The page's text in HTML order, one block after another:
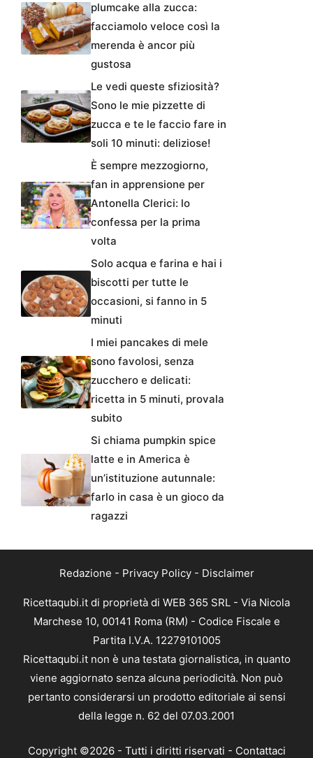
plumcake alla zucca:
facciamolo veloce così la
merenda è ancor più
gustosa
Le vedi queste sfiziosità?
Sono le mie pizzette di
zucca e te le faccio fare in
soli 10 minuti: deliziose!
È sempre mezzogiorno,
fan in apprensione per
Antonella Clerici: lo
confessa per la prima
volta
Solo acqua e farina e hai i
biscotti per tutte le
occasioni, si fanno in 5
minuti
I miei pancakes di mele
sono favolosi, senza
zucchero e delicati:
ricetta in 5 minuti, provala
subito
Si chiama pumpkin spice
latte e in America è
un’istituzione autunnale:
farlo in casa è un gioco da
ragazzi
Redazione - Privacy Policy- Disclaimer
Ricettaqubi.it di proprietà di WEB 365 SRL - Via Nicola
Marchese 10, 00141 Roma (RM) - Codice Fiscale e
Partita I.V.A. 12279101005
Ricettaqubi.it non è una testata giornalistica, in quanto
viene aggiornato senza alcuna periodicità. Non può
pertanto considerarsi un prodotto editoriale ai sensi
della legge n. 62 del 07.03.2001
Copyright ©2026 - Tutti i diritti riservati - Contattaci